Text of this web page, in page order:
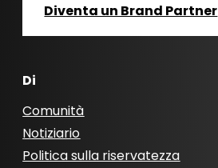
Diventa un Brand Partner
Di
Comunità
Notiziario
Politica sulla riservatezza